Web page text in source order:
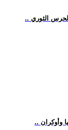
وأوكران